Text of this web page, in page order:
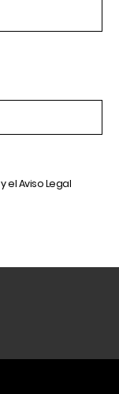
y elAviso Legal